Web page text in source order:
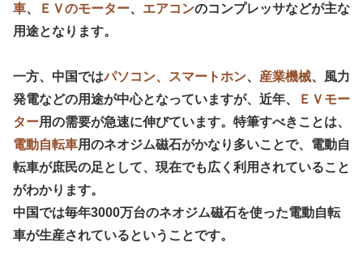
車、 ＥＶのモーター、 エアコンのコンプレッサなどが主な
用途となります。
一方、中国ではパソコン、スマートホン、 産業機械、風力
発電などの用途が中心となっていますが、近年、
ＥＶモー
ター用の需要が急速に伸びています。特筆すべきことは、
電動自転車用のネオジム磁石がかなり多いことで、電動自
転車が庶民の足として、現在でも広く利用されていること
がわかります。
中国では毎年3000万台のネオジム磁石を使った電動自転
車が生産されているということです。